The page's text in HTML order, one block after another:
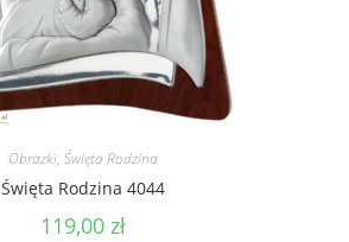
Obrazki, Święta Rodzina
Święta Rodzina 4044
119,00 zł